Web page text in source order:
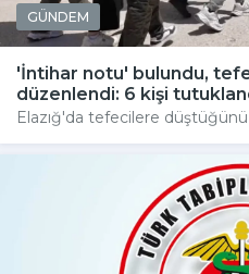
GÜNDEM
'İntihar notu' bulundu,
düzenlendi: 6 kişi
Elazığ'da tefecilere